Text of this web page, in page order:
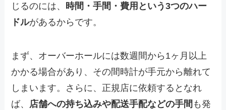
じるのには、
時間・手間・費用という3つのハー
ドルがあるからです。
まず、オーバーホールには数週間から1ヶ月以上
かかる場合があり、その間時計が手元から離れて
しまいます。さらに、正規店に依頼するとなれ
ば、 店舗への持ち込みや配送手配などの手間 も発